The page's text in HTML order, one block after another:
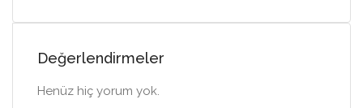
Değerlendirmeler
Henüz hiç yorum yok.